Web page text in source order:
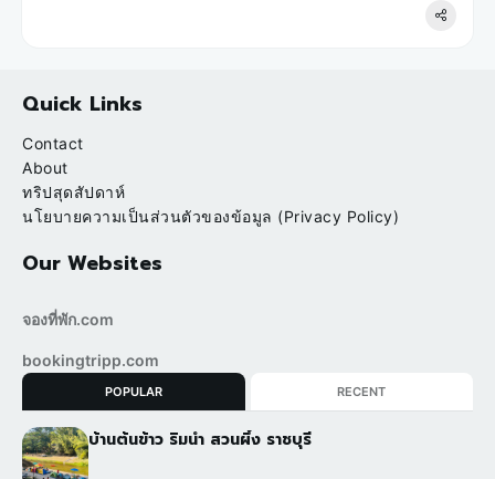
Quick Links
Contact
About
ทริปสุดสัปดาห์
นโยบายความเป็นส่วนตัวของข้อมูล (Privacy Policy)
Our Websites
จองที่พัก.com
bookingtripp.com
POPULAR RECENT
บ้านต้นข้าว ริมน้ำ สวนผึ้ง ราชบุรี